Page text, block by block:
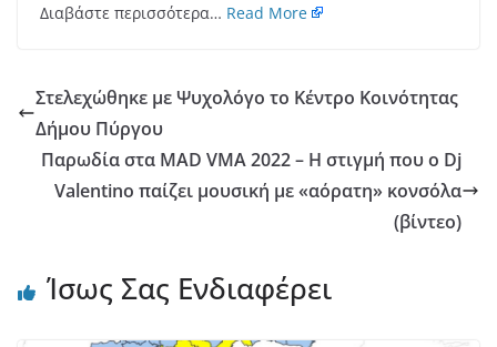
Διαβάστε περισσότερα… Read More
Στελεχώθηκε με Ψυχολόγο το Κέντρο Κοινότητας
Δήμου Πύργου
Παρωδία στα MAD VMA 2022 – H στιγμή που ο Dj
Valentino παίζει μουσική με «αόρατη» κονσόλα
(βίντεο)
Ίσως Σας Ενδιαφέρει